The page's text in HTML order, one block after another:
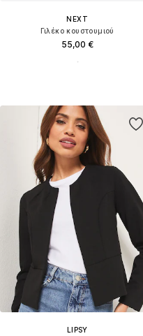
NEXT
Γιλέκο κουστουμιού
55,00 €
LIPSY